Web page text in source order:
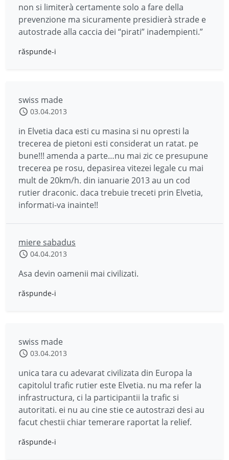
non si limiterà certamente solo a fare della
prevenzione ma sicuramente presidierà strade e
autostrade alla caccia dei “pirati” inadempienti.”
răspunde-i
swiss made
03.04.2013
in Elvetia daca esti cu masina si nu opresti la
trecerea de pietoni esti considerat un ratat. pe
bune!!! amenda a parte…nu mai zic ce presupune
trecerea pe rosu, depasirea vitezei legale cu mai
mult de 20km/h. din ianuarie 2013 au un cod
rutier draconic. daca trebuie treceti prin Elvetia,
informati-va inainte!!
miere sabadus
04.04.2013
Asa devin oamenii mai civilizati.
răspunde-i
swiss made
03.04.2013
unica tara cu adevarat civilizata din Europa la
capitolul trafic rutier este Elvetia. nu ma refer la
infrastructura, ci la participantii la trafic si
autoritati. ei nu au cine stie ce autostrazi desi au
facut chestii chiar temerare raportat la relief.
răspunde-i